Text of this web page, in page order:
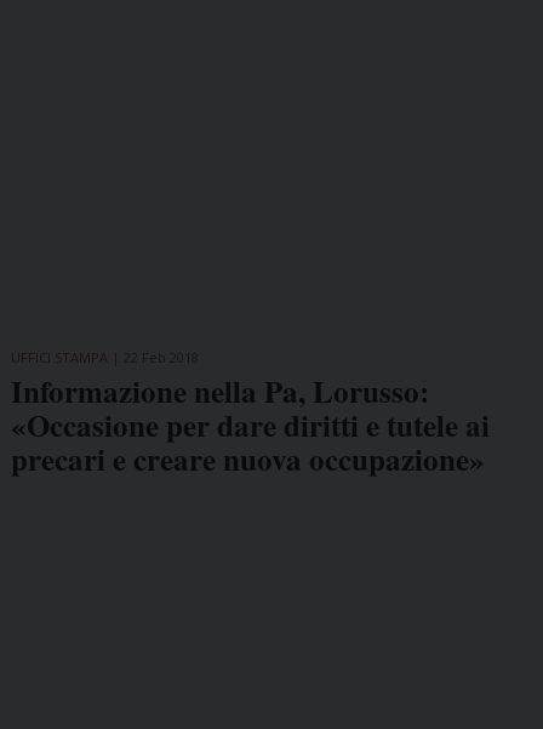
UFFICI STAMPA
Informazione nella Pa, Lorusso:
«Occasione per dare diritti e tutele ai
precari e creare nuova occupazione»